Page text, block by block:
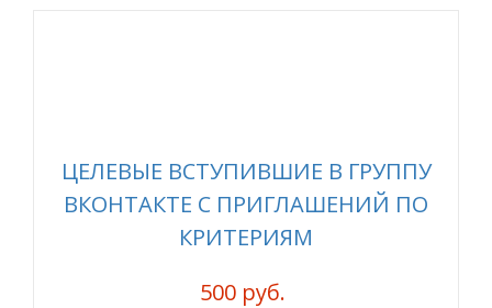
ЦЕЛЕВЫЕ ВСТУПИВШИЕ В ГРУППУ
ВКОНТАКТЕ С ПРИГЛАШЕНИЙ ПО
КРИТЕРИЯМ
500 руб.